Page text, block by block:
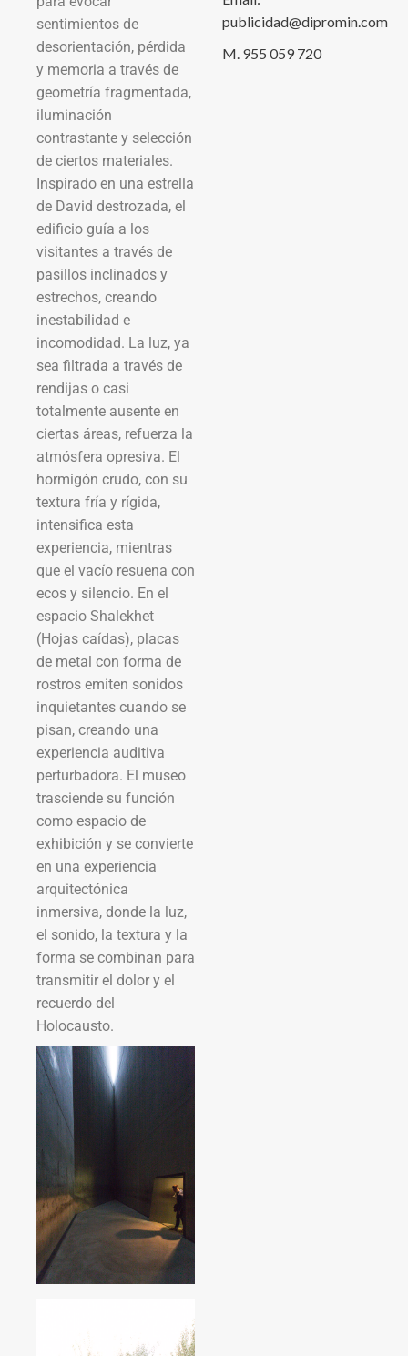
sentimientos de
desorientación, pérdida
y memoria a través de
geometría fragmentada,
iluminación
contrastante y selección
de ciertos materiales.
Inspirado en una estrella
de David destrozada, el
edificio guía a los
visitantes a través de
pasillos inclinados y
estrechos, creando
inestabilidad e
incomodidad. La luz, ya
sea filtrada a través de
rendijas o casi
totalmente ausente en
ciertas áreas, refuerza la
atmósfera opresiva. El
hormigón crudo, con su
textura fría y rígida,
intensifica esta
experiencia, mientras
que el vacío resuena con
ecos y silencio. En el
espacio Shalekhet
(Hojas caídas), placas
de metal con forma de
rostros emiten sonidos
inquietantes cuando se
pisan, creando una
experiencia auditiva
perturbadora. El museo
trasciende su función
como espacio de
exhibición y se convierte
en una experiencia
arquitectónica
inmersiva, donde la luz,
el sonido, la textura y la
forma se combinan para
transmitir el dolor y el
recuerdo del
Holocausto.
publicidad@dipromin.com
M. 955 059 720